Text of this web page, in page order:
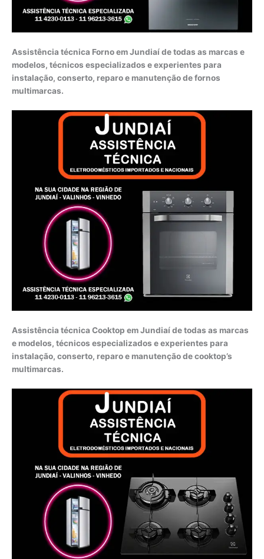
Assistência técnica Forno em Jundiaí de todas as marcas e
modelos, técnicos especializados e experientes para
instalação, conserto, reparo e manutenção de fornos
multimarcas.
Assistência técnica Cooktop em Jundiaí de todas as marcas
e modelos, técnicos especializados e experientes para
instalação, conserto, reparo e manutenção de cooktop’s
multimarcas.